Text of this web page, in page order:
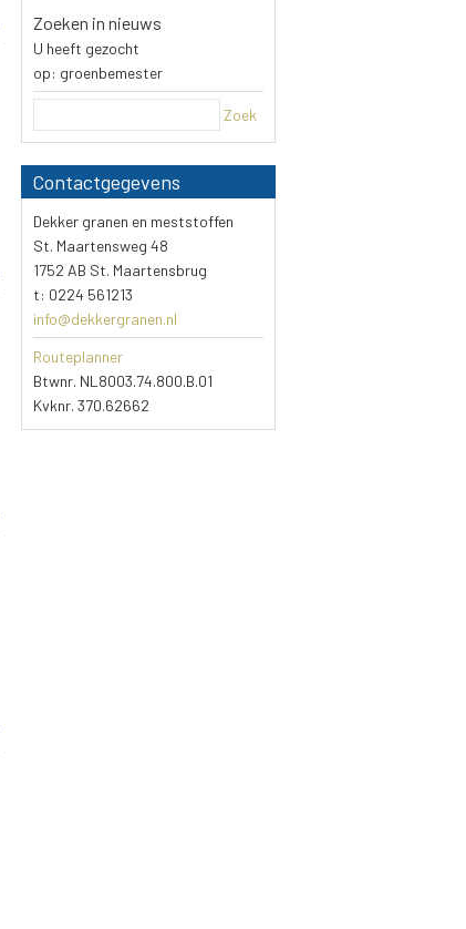
Zoeken in nieuws
U heeft gezocht
op: groenbemester
Zoek
Contactgegevens
Dekker granen en meststoffen
St. Maartensweg 48
1752 AB St. Maartensbrug
t: 0224 561213
info@dekkergranen.nl
Routeplanner
Btwnr. NL8003.74.800.B.01
Kvknr. 370.62662